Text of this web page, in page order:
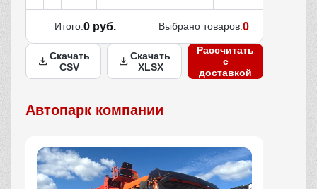
Итого:0 руб. Выбрано товаров:0
Скачать
CSV
Скачать
XLSX
Рассчитать
с
доставкой
Автопарк компании